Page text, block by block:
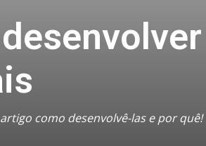
como desenvolvê-las e por quê!